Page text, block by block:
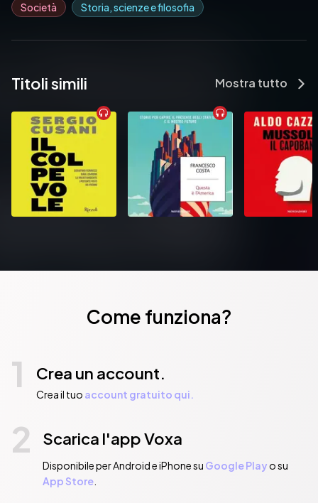
Società Storia, scienze e filosofia
Titoli simili Mostra tutto
Come funziona?
1 Crea un account.
Crea il tuo account gratuito qui.
2 Scarica l'app Voxa
Disponibile per Android e iPhone su Google Playo su
App Store.